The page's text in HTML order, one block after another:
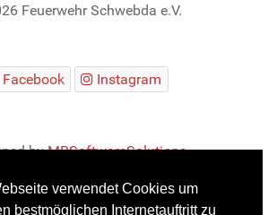
verwendet Cookies um
bestmöglichen Internetauftritt zu
Feuerwehr Schwebda e.V.
Facebook Instagram
byMBSoftwareSolutions